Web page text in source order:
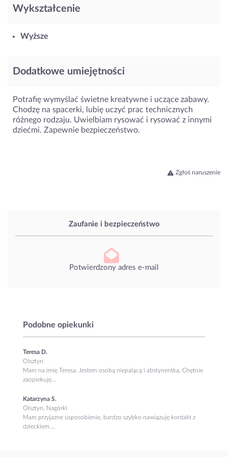
Zaufanie i bezpieczeństwo
Potwierdzony adres e-mail
Podobne opiekunki
Teresa D.
Olsztyn
Mam na imię Teresa. Jestem osobą niepalącą i abstynentką. Chętnie
zaopiekuję...
Katarzyna S.
Olsztyn, Nagórki
Mam przyjazne usposobienie, bardzo szybko nawiązuję kontakt z
dzieckiem....
Wykształcenie
Wyższe
Dodatkowe umiejętności
Potrafię wymyślać świetne kreatywne i uczące zabawy.
Chodzę na spacerki, lubię uczyć prac technicznych
różnego rodzaju. Uwielbiam rysować i rysować z innymi
dziećmi. Zapewnie bezpieczeństwo.
Zgłoś naruszenie